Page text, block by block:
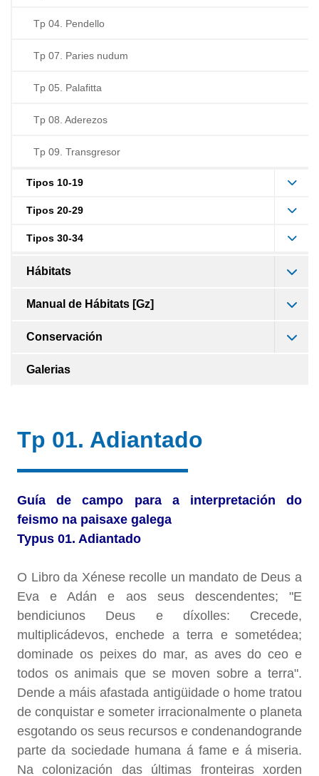
Tp 04. Pendello
Tp 07. Paries nudum
Tp 05. Palafitta
Tp 08. Aderezos
Tp 09. Transgresor
Tipos 10-19
Tipos 20-29
Tipos 30-34
Hábitats
Manual de Hábitats [Gz]
Conservación
Galerias
Tp 01. Adiantado
Guía de campo para a interpretación do
feismo na paisaxe galega
Typus 01. Adiantado
O Libro da Xénese recolle un mandato de Deus a
Eva e Adán e aos seus descendentes; "E
bendiciunos Deus e díxolles: Crecede,
multiplicádevos, enchede a terra e sometédea;
dominade os peixes do mar, as aves do ceo e
todos os animais que se moven sobre a terra".
Dende a máis afastada antigüidade o home tratou
de conquistar e someter irracionalmente o planeta
esgotando os seus recursos e condenandogrande
parte da sociedade humana á fame e á miseria.
Na colonización das últimas fronteiras xorden